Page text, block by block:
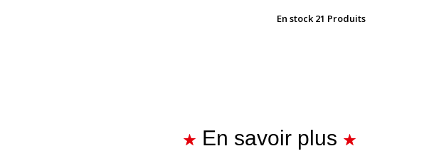
En stock 21 Produits
En savoir plus